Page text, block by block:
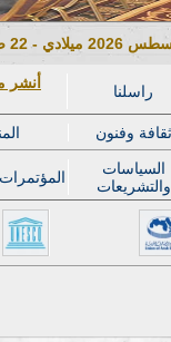
أنشر راسلنا
ثقافة وفنون
السياسات
والتشريعات